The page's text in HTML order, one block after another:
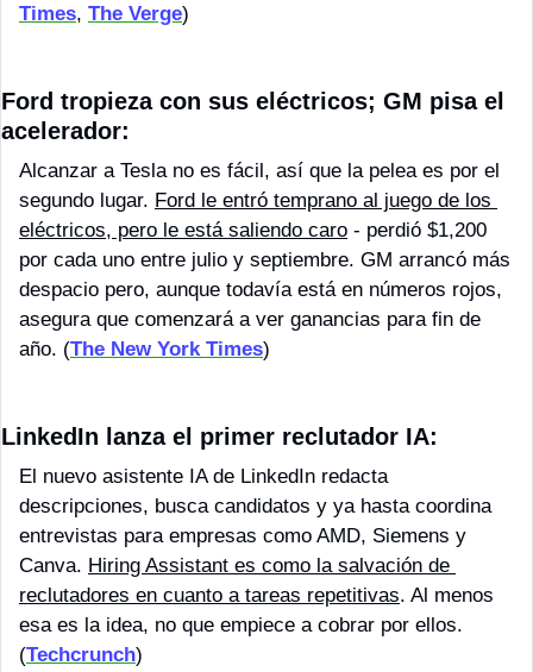
Times, The Verge)
Ford tropieza con sus eléctricos; GM pisa el
acelerador:
Alcanzar a Tesla no es fácil, así que la pelea es por el
segundo lugar. Ford le entró temprano al juego de los
eléctricos, pero le está saliendo caro - perdió $1,200
por cada uno entre julio y septiembre. GM arrancó más
despacio pero, aunque todavía está en números rojos,
asegura que comenzará a ver ganancias para fin de
año. (The New York Times)
LinkedIn lanza el primer reclutador IA:
El nuevo asistente IA de LinkedIn redacta
descripciones, busca candidatos y ya hasta coordina
entrevistas para empresas como AMD, Siemens y
Canva. Hiring Assistant es como la salvación de
reclutadores en cuanto a tareas repetitivas. Al menos
esa es la idea, no que empiece a cobrar por ellos.
(Techcrunch)